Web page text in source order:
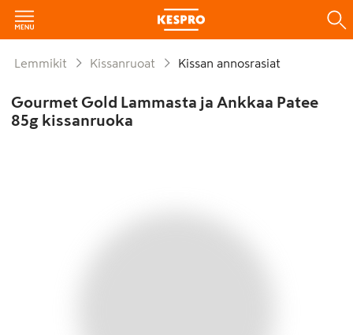
Lemmikit Kissanruoat Kissan annosrasiat
Gourmet Gold Lammasta ja Ankkaa Patee
85g kissanruoka